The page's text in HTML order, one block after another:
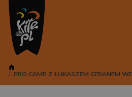
PRO CAMP Z ŁUKASZEM CERANEM